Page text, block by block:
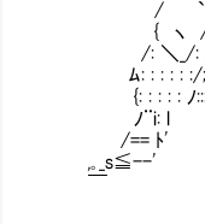
/ ` ﾉ
{ ヽ /:
/: ＼_/:
ﾑ: : : : : :/
{: : : : : ﾉ
ﾉ¨i: l
/== ﾄ'
,｡_s≦--'
￣ ＼